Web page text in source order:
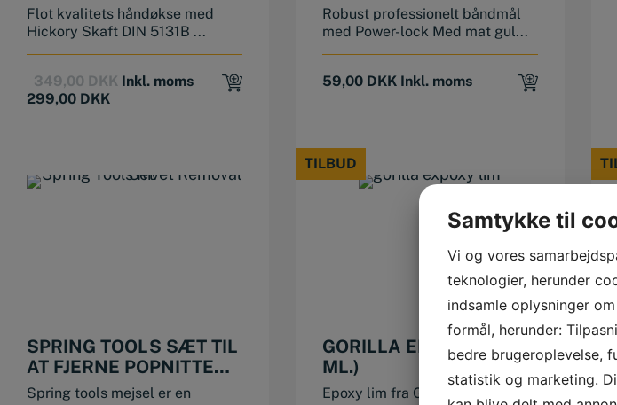
Flot kvalitets håndøkse med
Hickory Skaft DIN 5131B ...
349,00DKK Original
299,00 DKK
Current
Inkl. moms
Robust professionelt båndmål
med Power-lock Med mat gul...
59,00 DKK Inkl. moms
SPRING TOOLS SÆT TIL
AT FJERNE POPNITTER
(MEJSEL OG
Spring tools mejsel er en
TILBUD
TILBUD
GORILLA EPOXY LIM (25
ML.)
Epoxy lim fra Gorilla er en
Samtykke til
Vi og vores
teknologier, herunder
indsamle oplysninger
formål, herunder:
bedre brugeroplevelse,
statistik og marketing.